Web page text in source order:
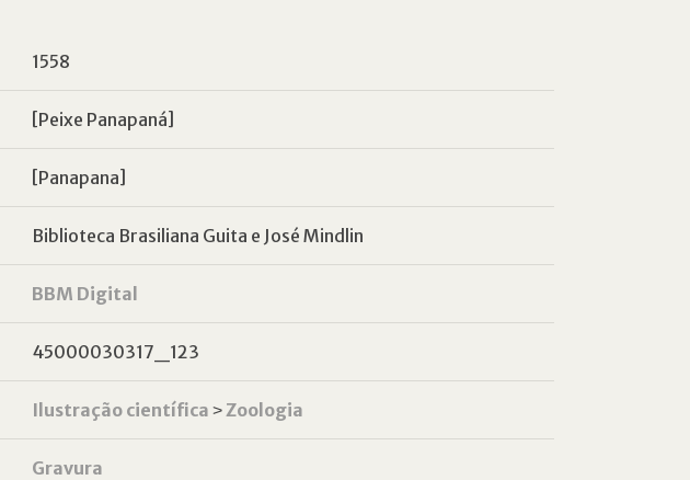
1558
[Peixe Panapaná]
[Panapana]
Biblioteca Brasiliana Guita e José Mindlin
BBM Digital
45000030317_123
Ilustração científica ˃Zoologia
Gravura